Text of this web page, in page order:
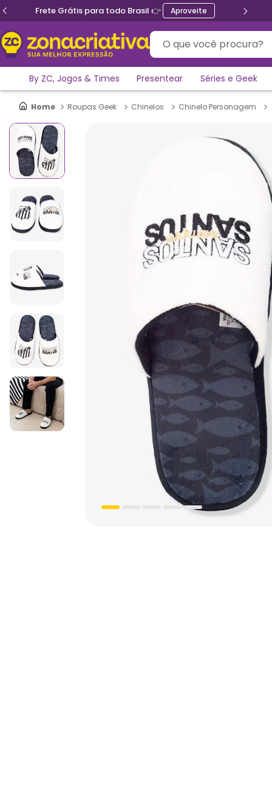
Frete Grátis para todo Brasil 👉 Aproveite
O que você procura?
By ZC, Jogos & Times Presentear Séries e Geek
Roupas Geek Chinelos Chinelo Personagem